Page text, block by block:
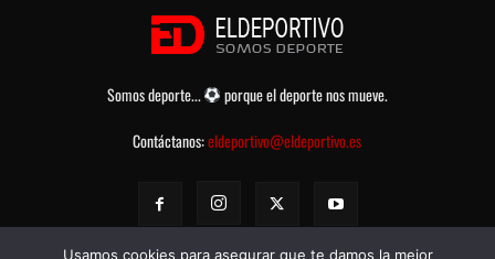
Somos deporte...
porque el deporte nos mueve.
Contáctanos:eldeportivo@eldeportivo.es
Usamos cookies para asegurar que te damos la mejor